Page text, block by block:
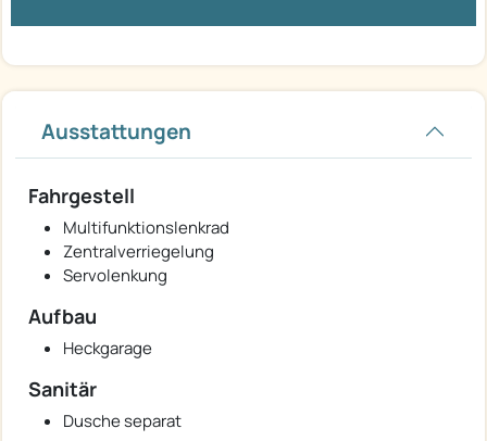
Ausstattungen
Fahrgestell
Multifunktionslenkrad
Zentralverriegelung
Servolenkung
Aufbau
Heckgarage
Sanitär
Dusche separat